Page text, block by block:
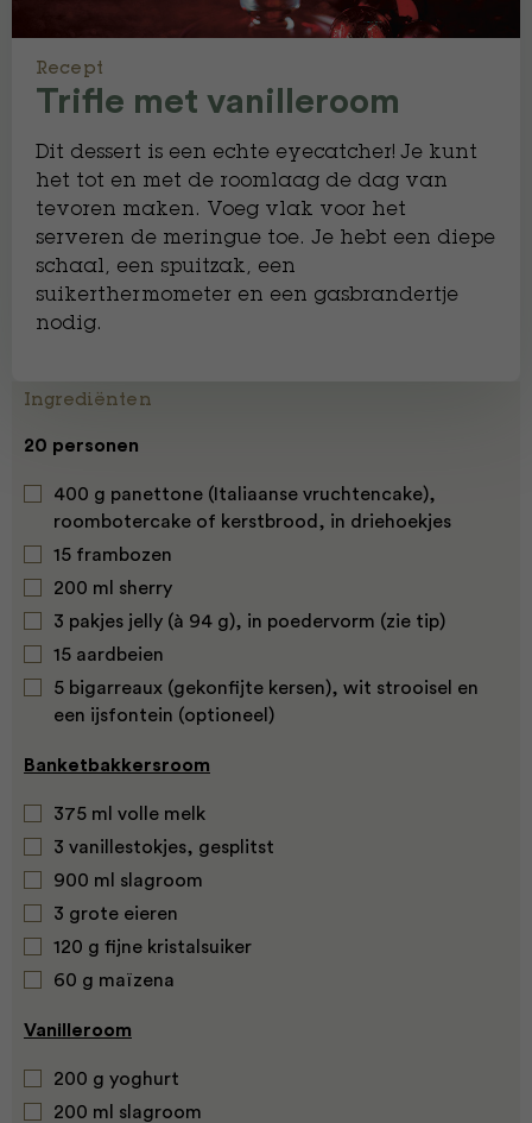
Recept
Trifle met vanilleroom
Dit dessert is een echte eyecatcher! Je kunt
het tot en met de roomlaag de dag van
tevoren maken. Voeg vlak voor het
serveren de meringue toe. Je hebt een diepe
schaal, een spuitzak, een
suikerthermometer en een gasbrandertje
nodig.
Ingrediënten
20 personen
400 g panettone (Italiaanse vruchtencake),
roombotercake of kerstbrood, in driehoekjes
15 frambozen
200 ml sherry
3 pakjes jelly (à 94 g), in poedervorm (zie tip)
15 aardbeien
5 bigarreaux (gekonfijte kersen), wit strooisel en
een ijsfontein (optioneel)
Banketbakkersroom
375 ml volle melk
3 vanillestokjes, gesplitst
900 ml slagroom
3 grote eieren
120 g fijne kristalsuiker
60 g maïzena
Vanilleroom
200 g yoghurt
200 ml slagroom